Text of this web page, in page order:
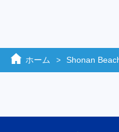
ホーム Shonan